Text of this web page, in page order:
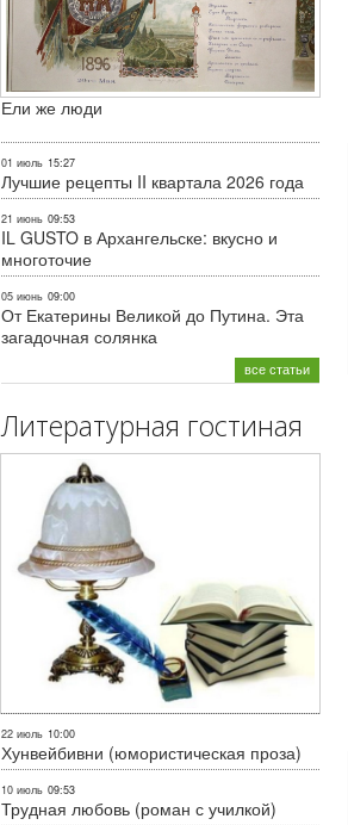
Ели же люди
01 июль 15:27
Лучшие рецепты II квартала 2026 года
21 июнь 09:53
IL GUSTO в Архангельске: вкусно и
многоточие
05 июнь 09:00
От Екатерины Великой до Путина. Эта
загадочная солянка
все статьи
Литературная гостиная
22 июль 10:00
Хунвейбивни (юмористическая проза)
10 июль 09:53
Трудная любовь (роман с училкой)